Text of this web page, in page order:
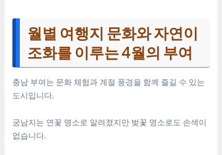
월별 여행지 문화와 자연이
조화를 이루는 4월의 부여
충남 부여는 문화 체험과 계절 풍경을 함께 즐길 수 있는
도시입니다.
궁남지는 연꽃 명소로 알려졌지만 벚꽃 명소로도 손색이
없습니다.